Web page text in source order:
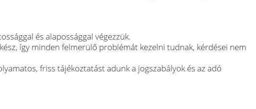
és alapossággal végezzük.
így minden felmerülő problémát kezelni tudnak, kérdései nem
friss tájékoztatást adunk a jogszabályok és az adó